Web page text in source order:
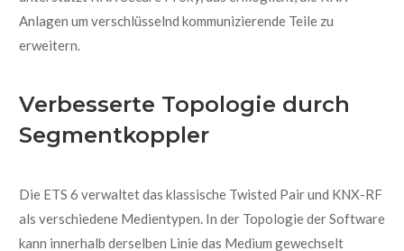
Anlagen um verschlüsselnd kommunizierende Teile zu
erweitern.
Verbesserte Topologie durch
Segmentkoppler
Die ETS 6 verwaltet das klassische Twisted Pair und KNX-RF
als verschiedene Medientypen. In der Topologie der Software
kann innerhalb derselben Linie das Medium gewechselt